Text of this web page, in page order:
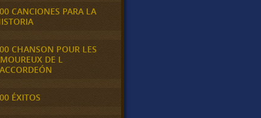
CANCIONES PARA LA
CHANSON POUR LES
DE L
ÉXITOS